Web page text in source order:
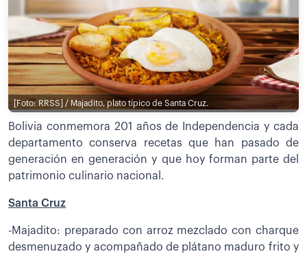
[Foto: RRSS] / Majadito, plato típico de Santa Cruz.
Bolivia conmemora 201 años de Independencia y cada
departamento conserva recetas que han pasado de
generación en generación y que hoy forman parte del
patrimonio culinario nacional.
Santa Cruz
-Majadito: preparado con arroz mezclado con charque
desmenuzado y acompañado de plátano maduro frito y